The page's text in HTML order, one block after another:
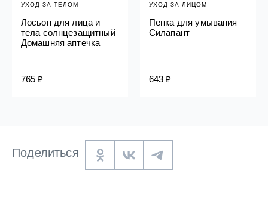
УХОД ЗА ТЕЛОМ
Лосьон для лица и
тела солнцезащитный
Домашняя аптечка
765 ₽
УХОД ЗА ЛИЦОМ
Пенка для умывания
Силапант
643 ₽
Поделиться